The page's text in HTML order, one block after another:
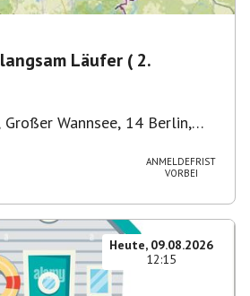
Läufer ( 2.
Großer Wannsee, 14 Berlin,
ANMELDEFRIST
VORBEI
Heute, 09.08.2026
12:15